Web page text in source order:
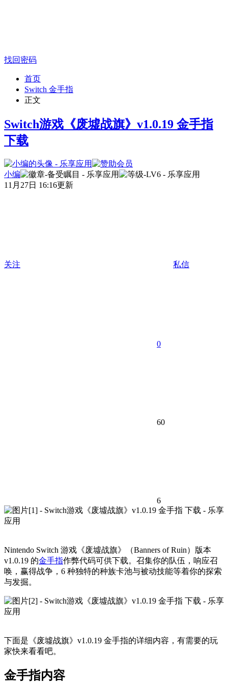
找回密码
首页
Switch 金手指
正文
Switch游戏《废墟战旗》v1.0.19 金手指
下载
小编
11月27日 16:16更新
关注 私信
0
60
6
Nintendo Switch 游戏《废墟战旗》（Banners of Ruin）版本
v1.0.19 的金手指作弊代码可供下载。召集你的队伍，响应召
唤，赢得战争，6 种独特的种族卡池与被动技能等着你的探索
与发掘。
下面是《废墟战旗》v1.0.19 金手指的详细内容，有需要的玩
家快来看看吧。
金手指内容